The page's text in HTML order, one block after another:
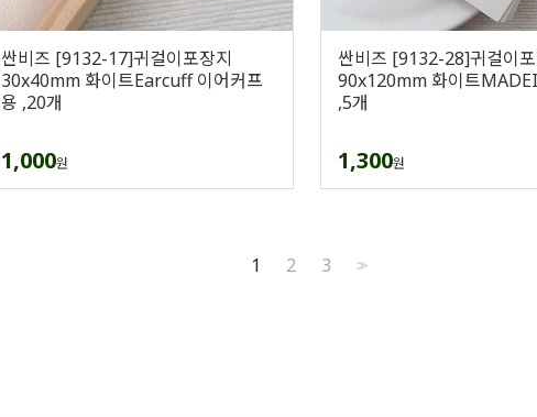
싼비즈 [9132-17]귀걸이포장지
30x40mm 화이트Earcuff 이어커프
용 ,20개
1,000원
싼비즈 [9132-28]귀걸이
90x120mm 화이트
,5개
1,300원
1 2 3 >>